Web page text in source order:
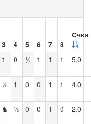
3 4 5 6 7 8
Очки
1 0 ½ 1 1 1 5.0
½ 1 0 0 1 1 4.0
♞ ½ 0 0 1 0 2.0